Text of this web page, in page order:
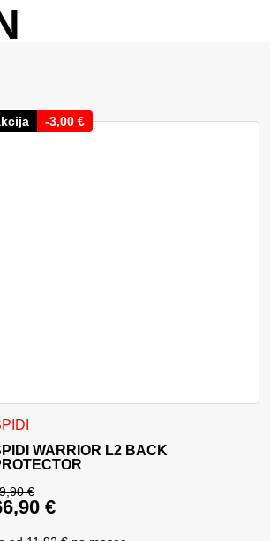
na strani izdelka
-3,00 €
WARRIOR L2 BACK
€
cena je bila: 69,90 €.
€